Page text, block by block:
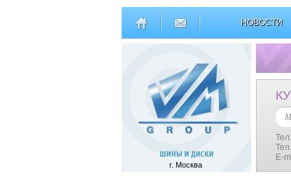
НОВОСТИ
г. Москва
E-